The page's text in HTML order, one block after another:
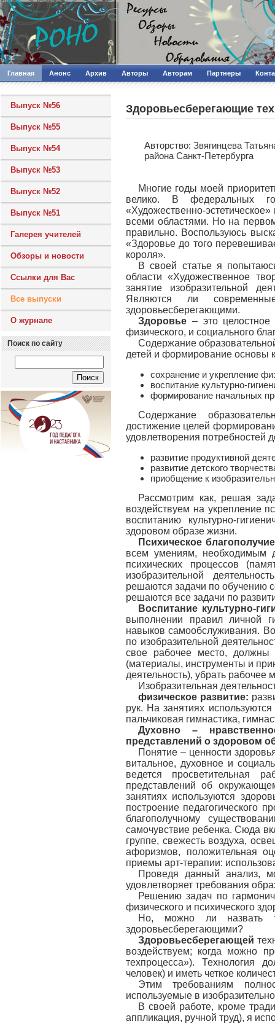
Главная Анонс Архив Авторы Авторам Партнеры
Выпуск №56
Выпуск №55
Выпуск №54
Выпуск №53
Выпуск №52
Выпуск №51
Галерея учителей
Обзоры и новости
Ссылки для Вас
Все выпуски
О журнале
Поиск по сайту
Здоровьесберегающие
Авторcтво: Звягинцева
района Санкт-Петербурга
Многие годы моей
велико. В федеральных
«Художественно-
всеми областями. Но на
правильно. Воспользуюсь
«Здоровье до того
короля».
В своей статье я
области «Художественное
занятие изобразительной
Являются ли
здоровьесберегающими.
Здоровье – это целостное
физического, и социального
Содержание
детей и формирование основы
сохранение и укрепление
воспитание культурно-
формирование начальных
Содержание
достижение целей
удовлетворения
развитие продуктивной
развитие детского
приобщение к
Рассмотрим как, решая
воздействуем на укрепление
воспитанию культурно-
здоровом образе жизни.
Психическое благополучие
всем умениям, необходимым
психических процессов
изобразительной
решаются задачи по обучению
решаются все задачи по
Воспитание культурно-
выполнении правил личной
навыков самообслуживания.
по изобразительной
свое рабочее место, должны
(материалы, инструменты и
деятельность), убрать рабочее
Изобразительная
физическое развитие:
рук. На занятиях
пальчиковая гимнастика,
Духовно –
представлений о здоровом
Понятие – ценности
витальное, духовное и
ведется просветительная
представлений об
занятиях используются
построение педагогического
благополучному
самочувствие ребенка. Сюда
группе, свежесть воздуха,
афоризмов, положительная
приемы арт-терапии:
Проведя данный анализ,
удовлетворяет требования
Решению задач по
физического и психического
Но, можно ли назвать
здоровьесберегающими?
Здоровьесберегающей
воздействуем; когда можно
техпроцесса»). Технология
человек) и иметь четкое
Этим требованиям
используемые в
В своей работе, кроме
аппликация, ручной труд), я